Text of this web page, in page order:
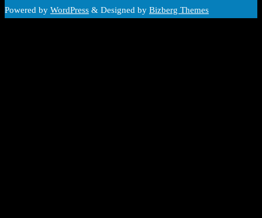
Powered by WordPress & Designed by Bizberg Themes